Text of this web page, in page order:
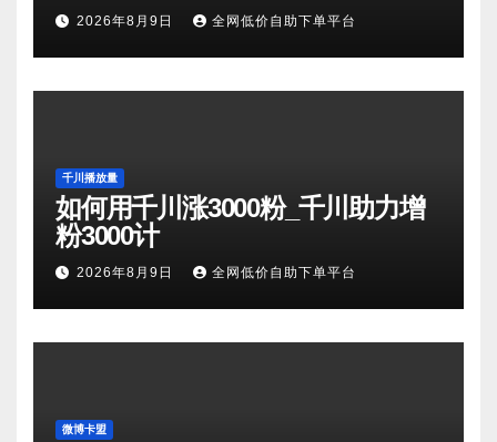
2026年8月9日 全网低价自助下单平台
千川播放量
如何用千川涨3000粉_千川助力增
粉3000计
2026年8月9日 全网低价自助下单平台
微博卡盟